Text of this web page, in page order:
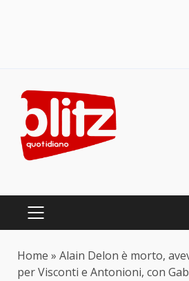
content
PRIMARY
Home » Alain Delon è morto,
per Visconti e Antonioni, con